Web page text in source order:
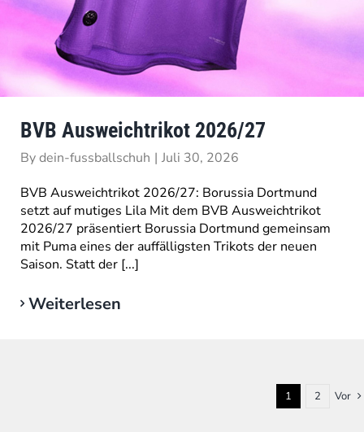
BVB Ausweichtrikot 2026/27
Bydein-fussballschuh | Juli 30, 2026
BVB Ausweichtrikot 2026/27: Borussia Dortmund
setzt auf mutiges Lila Mit dem BVB Ausweichtrikot
2026/27 präsentiert Borussia Dortmund gemeinsam
mit Puma eines der auffälligsten Trikots der neuen
Saison. Statt der [...]
Weiterlesen
1 2 Vor